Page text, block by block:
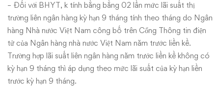
– Đối với BHYT, k tính bằng bằng 02 lần mức lãi suất thị
trường liên ngân hàng kỳ hạn 9 tháng tính theo tháng do Ngân
hàng Nhà nước Việt Nam công bố trên Cổng Thông tin điện
tử của Ngân hàng nhà nước Việt Nam năm trước liền kề.
Trường hợp lãi suất liên ngân hàng năm trước liền kề không có
kỳ hạn 9 tháng thì áp dụng theo mức lãi suất của kỳ hạn liền
trước kỳ hạn 9 tháng.